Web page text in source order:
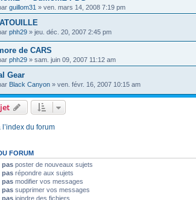
guillom31 » ven. mars 14, 2008 7:19 pm
phh29 » jeu. déc. 20, 2007 2:45 pm
de CARS
phh29 » sam. juin 09, 2007 11:12 am
Gear
Black Canyon » ven. févr. 16, 2007 10:15 am
l’index du forum
FORUM
pas poster de nouveaux sujets
pas répondre aux sujets
pas modifier vos messages
pas supprimer vos messages
pas joindre des fichiers